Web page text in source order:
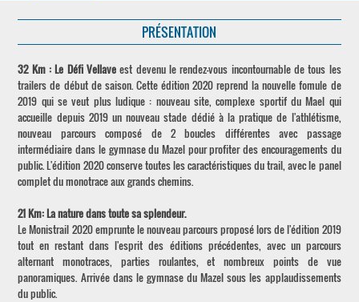
PRÉSENTATION
32 Km : Le Défi Vellave est devenu le rendez-vous incontournable de tous les
trailers de début de saison. Cette édition 2020 reprend la nouvelle fomule de
2019 qui se veut plus ludique : nouveau site, complexe sportif du Mael qui
accueille depuis 2019 un nouveau stade dédié à la pratique de l'athlétisme,
nouveau parcours composé de 2 boucles différentes avec passage
intermédiaire dans le gymnase du Mazel pour profiter des encouragements du
public. L'édition 2020 conserve toutes les caractéristiques du trail, avec le panel
complet du monotrace aux grands chemins.
21 Km: La nature dans toute sa splendeur.
Le Monistrail 2020 emprunte le nouveau parcours proposé lors de l'édition 2019
tout en restant dans l'esprit des éditions précédentes, avec un parcours
alternant monotraces, parties roulantes, et nombreux points de vue
panoramiques. Arrivée dans le gymnase du Mazel sous les applaudissements
du public.